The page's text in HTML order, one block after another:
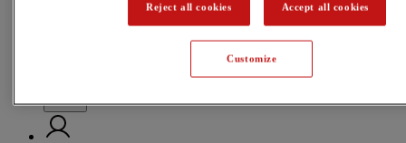
Reject all cookies Accept all cookies
Customize